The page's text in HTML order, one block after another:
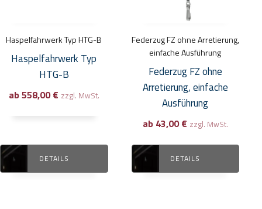
Haspelfahrwerk Typ HTG-B
Haspelfahrwerk Typ
HTG-B
ab558,00€ zzgl. MwSt.
DETAILS
können
auf
Produktseite
Federzug FZ ohne Arretierung,
einfache Ausführung
Federzug FZ ohne
Arretierung, einfache
Ausführung
ab 43,00€ zzgl. MwSt.
DETAILS
können
Produktseite
werden